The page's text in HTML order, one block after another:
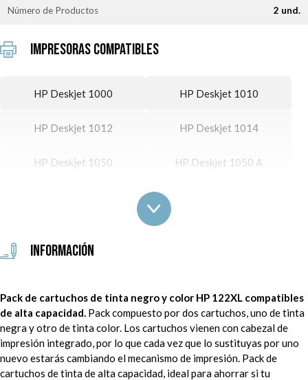
Número de Productos 2 und.
Impresoras Compatibles
HP Deskjet 1000 HP Deskjet 1010
HP Deskjet 1012 HP Deskjet 1014
HP Deskjet 1050 HP Deskjet 1050 A
HP Deskjet 2050 A HP Deskjet 2050 S
HP Deskjet 2054 A HP Deskjet 2510
HP Deskjet 2512 HP Deskjet 2514
Información
Pack de cartuchos de tinta negro y color HP 122XL compatibles
de alta capacidad. Pack compuesto por dos cartuchos, uno de tinta
negra y otro de tinta color. Los cartuchos vienen con cabezal de
impresión integrado, por lo que cada vez que lo sustituyas por uno
nuevo estarás cambiando el mecanismo de impresión. Pack de
cartuchos de tinta de alta capacidad, ideal para ahorrar si tu